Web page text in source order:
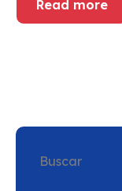
Read more
Buscar